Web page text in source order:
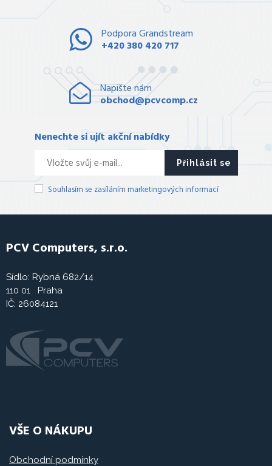
Podpora Grandstream
+420 380 420 717
Napište nám
obchod@pcvcomp.cz
Nenechte si ujít akční nabídky
Přihlásit se
Souhlasím se zasíláním marketingových informací
PCV Computers, s.r.o.
Sídlo: Rybná 682/14
110 01 Praha
IČ: 26084121
VŠE O NÁKUPU
Obchodní podmínky